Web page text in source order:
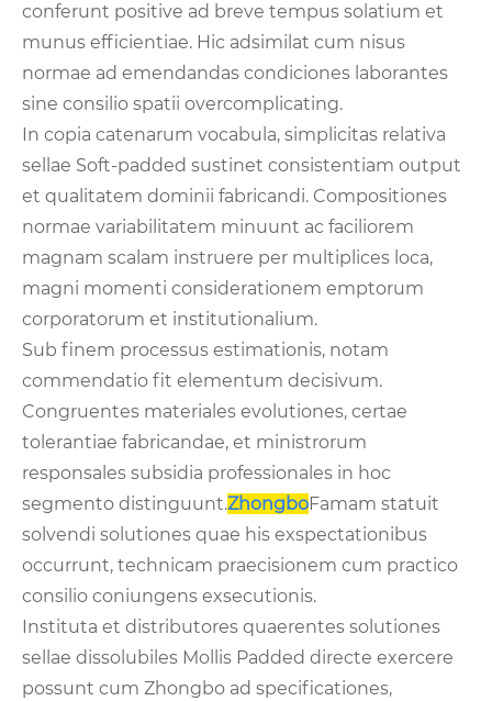
conferunt positive ad breve tempus solatium et
munus efficientiae. Hic adsimilat cum nisus
normae ad emendandas condiciones laborantes
sine consilio spatii overcomplicating.
In copia catenarum vocabula, simplicitas relativa
sellae Soft-padded sustinet consistentiam output
et qualitatem dominii fabricandi. Compositiones
normae variabilitatem minuunt ac faciliorem
magnam scalam instruere per multiplices loca,
magni momenti considerationem emptorum
corporatorum et institutionalium.
Sub finem processus estimationis, notam
commendatio fit elementum decisivum.
Congruentes materiales evolutiones, certae
tolerantiae fabricandae, et ministrorum
responsales subsidia professionales in hoc
segmento distinguunt.ZhongboFamam statuit
solvendi solutiones quae his exspectationibus
occurrunt, technicam praecisionem cum practico
consilio coniungens exsecutionis.
Instituta et distributores quaerentes solutiones
sellae dissolubiles Mollis Padded directe exercere
possunt cum Zhongbo ad specificationes,